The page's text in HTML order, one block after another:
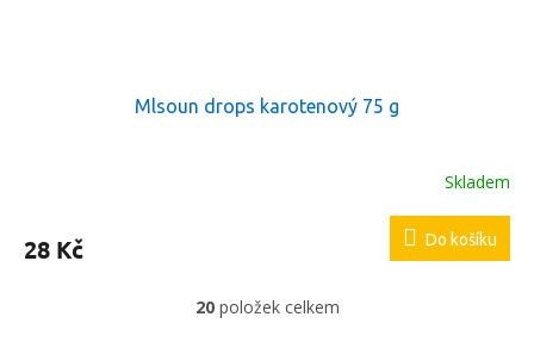
Mlsoun drops karotenový 75 g
Skladem
28 Kč Do košíku
O
20položek celkem